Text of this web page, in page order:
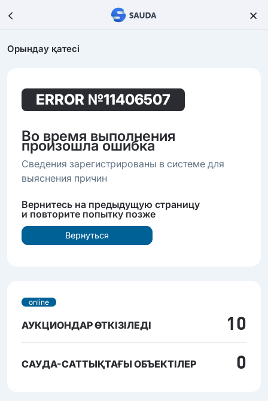
Орындау қатесі
ERROR №11406507
Во время выполнения
произошла ошибка
Сведения зарегистрированы в системе для
выяснения причин
Вернитесь на предыдущую страницу
и повторите попытку позже
Вернуться
online
АУКЦИОНДАР ӨТКІЗІЛЕДІ 10
САУДА-САТТЫҚТАҒЫ ОБЪЕКТІЛЕР 0